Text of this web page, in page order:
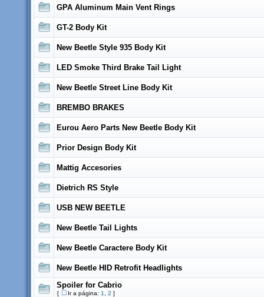
GPA Aluminum Main Vent Rings
GT-2 Body Kit
New Beetle Style 935 Body Kit
LED Smoke Third Brake Tail Light
New Beetle Street Line Body Kit
BREMBO BRAKES
Eurou Aero Parts New Beetle Body Kit
Prior Design Body Kit
Mattig Accesories
Dietrich RS Style
USB NEW BEETLE
New Beetle Tail Lights
New Beetle Caractere Body Kit
New Beetle HID Retrofit Headlights
Spoiler for Cabrio
[ Ir a página: 1 2 ]